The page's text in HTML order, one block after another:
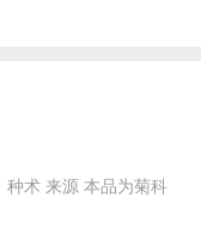
种术 来源 本品为菊科